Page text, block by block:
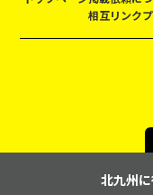
相互リンク
北九州